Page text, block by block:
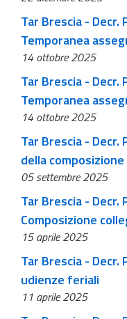
Tar Brescia - Decr.
Temporanea
14 ottobre 2025
Tar Brescia - Decr.
Temporanea
14 ottobre 2025
Tar Brescia - Decr.
della
settembre
05 settembre 2025
Tar Brescia - Decr.
Composizione
15 aprile 2025
Tar Brescia - Decr.
udienze feriali
11 aprile 2025